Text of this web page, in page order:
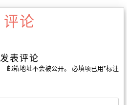
评论
发表评论
邮箱地址不会被公开。 必填项已用*标注